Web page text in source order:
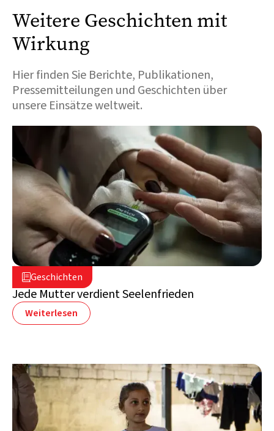
Weitere Geschichten mit
Wirkung
Hier finden Sie Berichte, Publikationen,
Pressemitteilungen und Geschichten über
unsere Einsätze weltweit.
Geschichten
5. August 2026
Libanon
Jede Mutter verdient Seelenfrieden
Weiterlesen